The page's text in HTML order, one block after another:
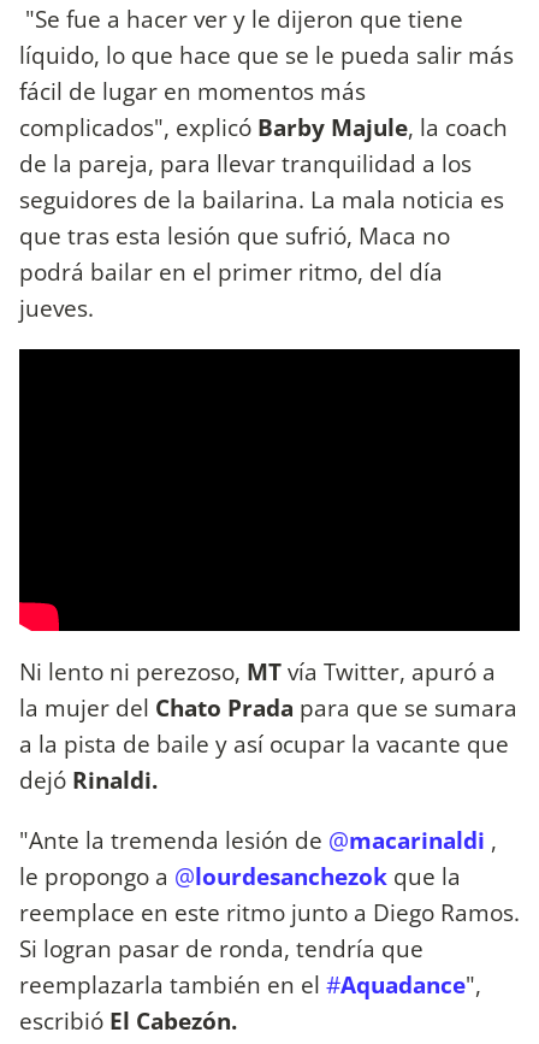
"Se fue a hacer ver y le dijeron que tiene
líquido, lo que hace que se le pueda salir más
fácil de lugar en momentos más
complicados", explicó Barby Majule, la coach
de la pareja, para llevar tranquilidad a los
seguidores de la bailarina. La mala noticia es
que tras esta lesión que sufrió, Maca no
podrá bailar en el primer ritmo, del día
jueves.
Ni lento ni perezoso, MTvía Twitter, apuró a
la mujer del Chato Prada para que se sumara
a la pista de baile y así ocupar la vacante que
dejó Rinaldi.
"Ante la tremenda lesión de @macarinaldi ,
le propongo a @lourdesanchezok que la
reemplace en este ritmo junto a Diego Ramos.
Si logran pasar de ronda, tendría que
reemplazarla también en el #Aquadance",
escribió El Cabezón.